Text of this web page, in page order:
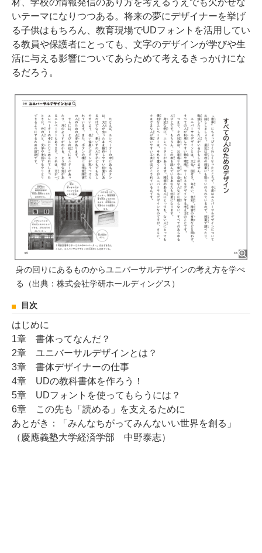
材、学校の情報発信のあり方を考えるうえでも欠かせな
いテーマになりつつある。将来の夢にデザイナーを挙げ
る子供はもちろん、教育現場でUDフォントを活用してい
る教員や保護者にとっても、文字のデザインが学びや生
活に与える影響についてあらためて考えるきっかけにな
るだろう。
身の回りにあるものからユニバーサルデザインの考え方を学べ
る（出典：株式会社学研ホールディングス）
目次
はじめに
1章 書体ってなんだ？
2章 ユニバーサルデザインとは？
3章 書体デザイナーの仕事
4章 UDの教科書体を作ろう！
5章 UDフォントを使ってもらうには？
6章 この先も「読める」を支えるために
あとがき：「みんなちがってみんないい世界を創る」
（慶應義塾大学経済学部 中野泰志）